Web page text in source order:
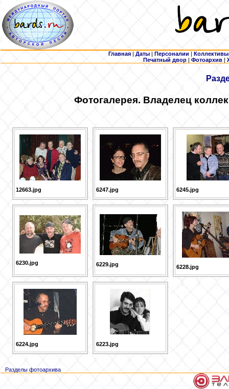
Главная | Даты | Персоналии | Коллективы
Печатный двор |Фотоархив |
Фотогалерея. Владелец
12663.jpg 6247.jpg 6245.jpg
6230.jpg 6229.jpg 6228.jpg
6224.jpg 6223.jpg
Разделы фотоархива